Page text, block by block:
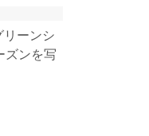
リーンシ
ズンを写